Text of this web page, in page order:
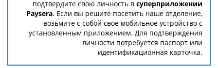
подтвердите свою личность в суперприложении
Paysera. Если вы решите посетить наше отделение,
возьмите с собой свое мобильное устройство с
установленным приложением. Для подтверждения
личности потребуется паспорт или
идентификационная карточка.